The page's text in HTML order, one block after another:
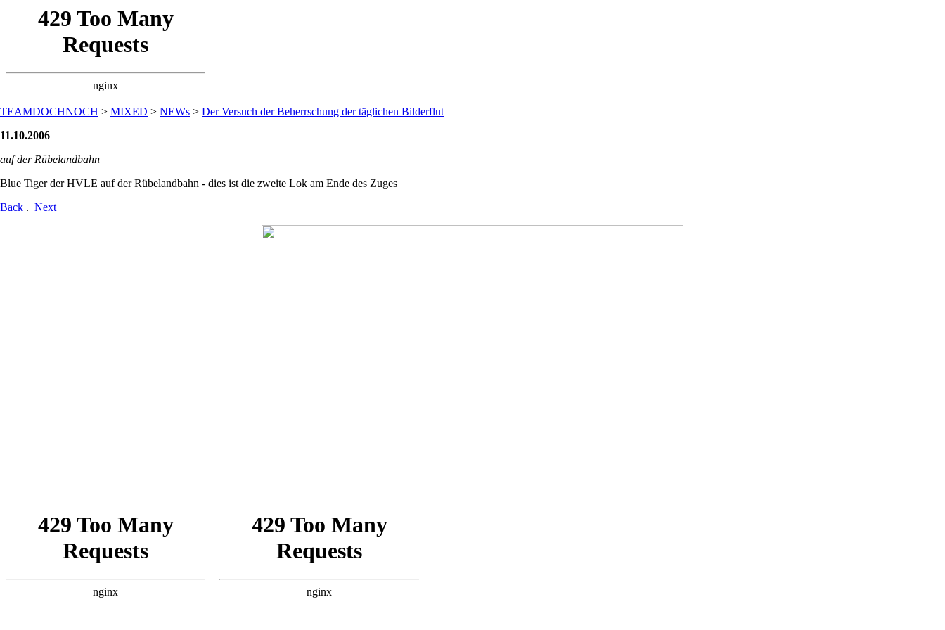
TEAMDOCHNOCH > MIXED > NEWs > Der Versuch der Beherrschung der täglichen Bilderflut
11.10.2006
auf der Rübelandbahn
Blue Tiger der HVLE auf der Rübelandbahn - dies ist die zweite Lok am Ende des Zuges
Back . Next